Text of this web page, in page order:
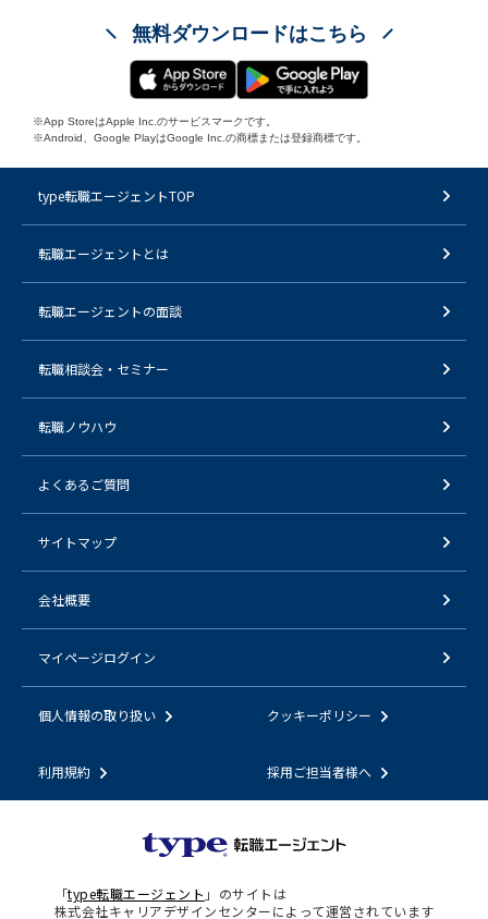
無料ダウンロードはこちら
※App StoreはApple Inc.のサービスマークです。
※Android、Google PlayはGoogle Inc.の商標または登録商標です。
type転職エージェントTOP
転職エージェントとは
転職エージェントの面談
転職相談会・セミナー
転職ノウハウ
よくあるご質問
サイトマップ
会社概要
マイページログイン
個人情報の取り扱い クッキーポリシー
利用規約 採用ご担当者様へ
「type転職エージェント 」のサイトは
株式会社キャリアデザインセンターによって運営されています